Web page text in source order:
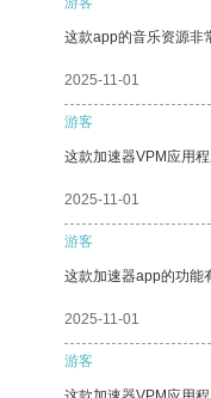
这款app的音乐资源非
2025-11-01
游客
这款加速器VPM应用
2025-11-01
游客
这款加速器app的功能
2025-11-01
游客